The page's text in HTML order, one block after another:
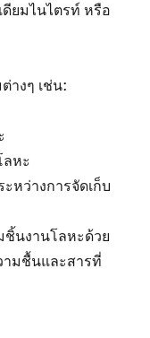
ยมไนไตรท์ หรือ
างๆ เช่น:
หะ
หว่างการจัดเก็บ
ชิ้นงานโลหะด้วย
มชื้นและสารที่